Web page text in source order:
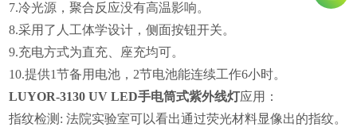
7.冷光源，聚合反应没有高温影响。
8.采用了人工体学设计，侧面按钮开关。
9.充电方式为直充、座充均可。
10.提供1节备用电池， 2节电池能连续工作6小时。
LUYOR-3130 UV LED手电筒式紫外线灯应用：
指纹检测 :法院实验室可以看出通过荧光材料显像出的指纹。